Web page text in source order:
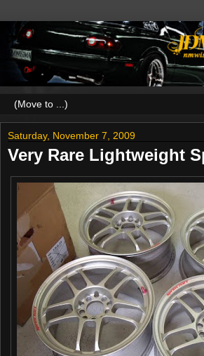
Saturday, November 7, 2009
Very Rare Lightweight